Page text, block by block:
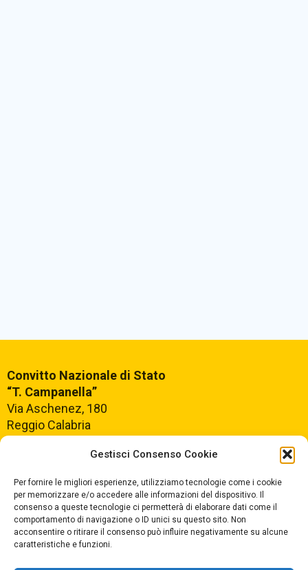
Gestisci Consenso Cookie
Per fornire le migliori esperienze, utilizziamo tecnologie come i cookie
per memorizzare e/o accedere alle informazioni del dispositivo. Il
consenso a queste tecnologie ci permetterà di elaborare dati come il
comportamento di navigazione o ID unici su questo sito. Non
acconsentire o ritirare il consenso può influire negativamente su alcune
caratteristiche e funzioni.
Convitto Nazionale di Stato
“T. Campanella”
Via Aschenez, 180
Reggio Calabria
Segreteria +39096520527
Fax +390965499420
E-mail:rcvc010005@istruzione.it